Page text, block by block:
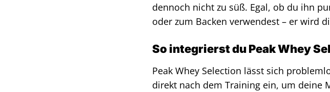
dennoch nicht zu süß. Egal, ob du ihn
oder zum Backen verwendest – er wird
So integrierst du Peak Whey
Peak Whey Selection lässt sich
direkt nach dem Training ein, um deine